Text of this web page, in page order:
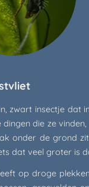
zwart insectje dat
die ze
onder de grond
dat veel groter is
op droge